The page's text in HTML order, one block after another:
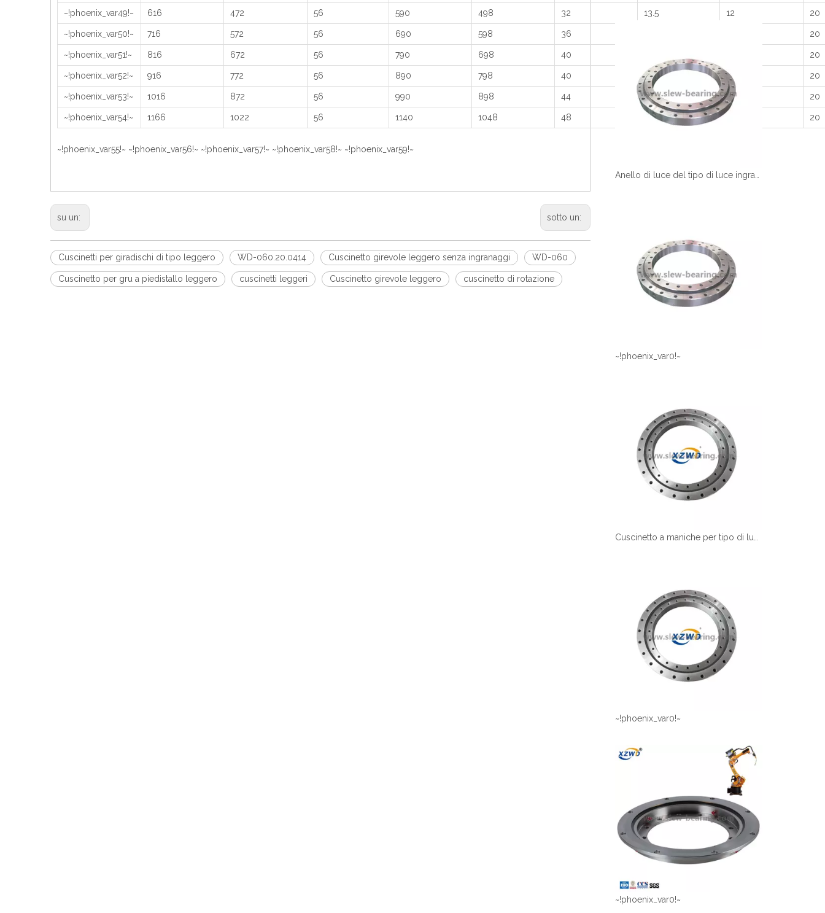
~!phoenix_var49!~ 616 472 56 590 498 32 13.5 12 20
~!phoenix_var50!~ 716 572 56 690 598 36 20
~!phoenix_var51!~ 816 672 56 790 698 40 20
~!phoenix_var52!~ 916 772 56 890 798 40 13.5 12 20
~!phoenix_var53!~ 1016 872 56 990 898 44 13.5 12 20
~!phoenix_var54!~ 1166 1022 56 1140 1048 48 13.5 20
~!phoenix_var55!~ ~!phoenix_var56!~ ~!phoenix_var57!~ ~!phoenix_var58!~ ~!phoenix_var59!~
su un: sotto un:
Cuscinetti per giradischi di tipo leggero WD-060.20.0414 Cuscinetto girevole leggero senza ingranaggi WD-060
Cuscinetto per gru a piedistallo leggero cuscinetti leggeri Cuscinetto girevole leggero cuscinetto di rotazione
Anello di luce del tipo di luce ingranaggio esterno denti da macinatura xzwd certificato
~!phoenix_var0!~
Cuscinetto a maniche per tipo di luce xzwd per la macchina per alimenti
~!phoenix_var0!~
~!phoenix_var0!~